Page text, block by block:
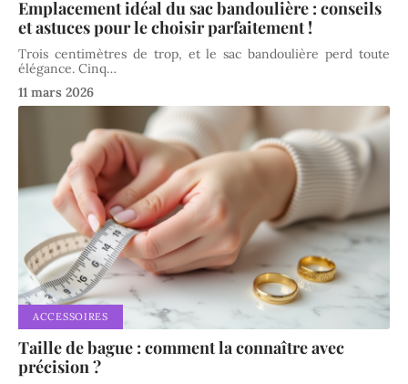
Emplacement idéal du sac bandoulière : conseils
et astuces pour le choisir parfaitement !
Trois centimètres de trop, et le sac bandoulière perd toute
élégance. Cinq…
11 mars 2026
ACCESSOIRES
Taille de bague : comment la connaître avec
précision ?